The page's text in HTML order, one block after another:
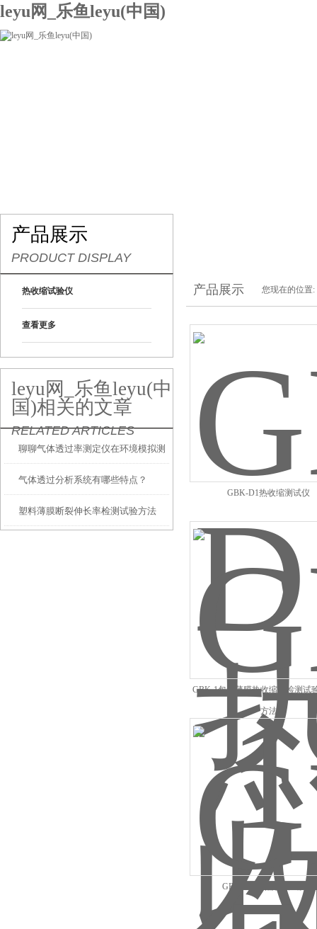
leyu网_乐鱼leyu(中国)
产品展示
PRODUCT DISPLAY
热收缩试验仪
查看更多
leyu网_乐鱼leyu(中
国)相关的文章
RELATED ARTICLES
聊聊气体透过率测定仪在环境模拟测
试中的应用
气体透过分析系统有哪些特点？
塑料薄膜断裂伸长率检测试验方法
产品展示 您现在的位置:
GBK-D1热收缩测试仪
GBK-1包装薄膜热收缩性检测试
方法
GBK-1科研热收缩试验仪